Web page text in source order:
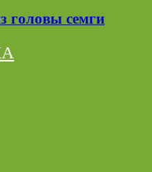
головы семги